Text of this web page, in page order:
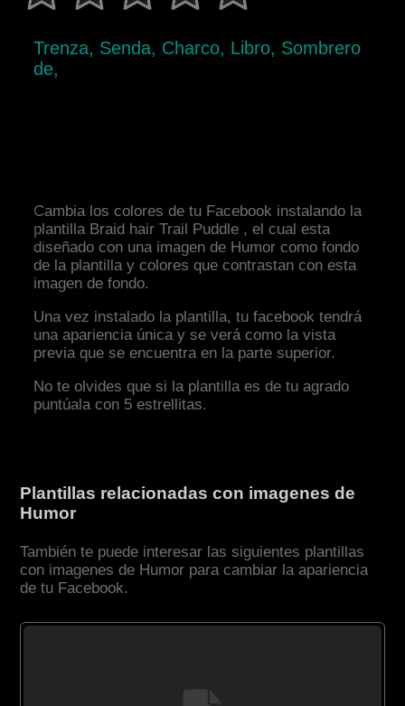
Trenza, Senda, Charco, Libro, Sombrero
de,
Cambia los colores de tu Facebook instalando la
plantilla Braid hair Trail Puddle , el cual esta
diseñado con una imagen de Humor como fondo
de la plantilla y colores que contrastan con esta
imagen de fondo.
Una vez instalado la plantilla, tu facebook tendrá
una apariencia única y se verá como la vista
previa que se encuentra en la parte superior.
No te olvides que si la plantilla es de tu agrado
puntúala con 5 estrellitas.
Plantillas relacionadas con imagenes de
Humor
También te puede interesar las siguientes plantillas
con imagenes de Humor para cambiar la apariencia
de tu Facebook.